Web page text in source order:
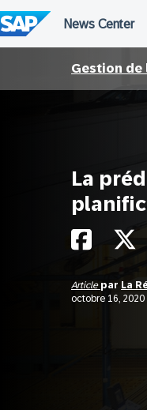
au
contenu
Gestion de
La
Article par La
octobre 16, 2020